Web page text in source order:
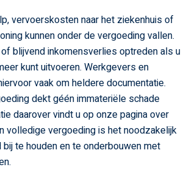
vervoerskosten naar het ziekenhuis of
kunnen onder de vergoeding vallen.
blijvend inkomensverlies optreden als u
kunt uitvoeren. Werkgevers en
vaak om heldere documentatie.
dekt géén immateriële schade
daarover vindt u op onze pagina over
volledige vergoeding is het noodzakelijk
te houden en te onderbouwen met